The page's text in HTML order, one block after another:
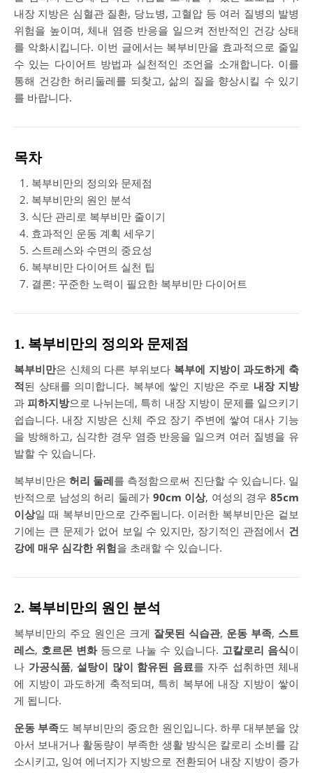
내장 지방은 심혈관 질환, 당뇨병, 고혈압 등 여러 질병의 발병
위험을 높이며, 체내 염증 반응을 일으켜 전반적인 건강 상태
를 악화시킵니다. 이번 글에서는 복부비만을 효과적으로 줄일
수 있는 다이어트 방법과 실천적인 조언을 소개합니다. 이를
통해 건강한 허리둘레를 되찾고, 삶의 질을 향상시킬 수 있기
를 바랍니다.
목차
복부비만의 정의와 문제점
복부비만의 원인 분석
식단 관리로 복부비만 줄이기
효과적인 운동 계획 세우기
스트레스와 수면의 중요성
복부비만 다이어트 실천 팁
결론: 꾸준한 노력이 필요한 복부비만 다이어트
1. 복부비만의 정의와 문제점
복부비만은 신체의 다른 부위보다 복부에 지방이 과도하게 축
적된 상태를 의미합니다. 복부에 쌓인 지방은 주로 내장 지방
과피하지방으로 나뉘는데, 특히 내장 지방이 문제를 일으키기
쉽습니다. 내장 지방은 신체 주요 장기 주변에 쌓여 대사 기능
을 방해하고, 심각한 경우 염증 반응을 일으켜 여러 질병을 유
발할 수 있습니다.
복부비만은허리 둘레를 측정함으로써 진단할 수 있습니다. 일
반적으로 남성의 허리 둘레가 90cm 이상, 여성의 경우 85cm
이상일 때 복부비만으로 간주됩니다. 이러한 복부비만은 겉보
기에는 큰 문제가 없어 보일 수 있지만, 장기적인 관점에서 건
강에 매우 심각한 위험을 초래할 수 있습니다.
2. 복부비만의 원인 분석
복부비만의 주요 원인은 크게 잘못된 식습관, 운동 부족, 스트
레스, 호르몬 변화등으로 나눌 수 있습니다. 고칼로리 음식이
나 가공식품, 설탕이 많이 함유된 음료를 자주 섭취하면 체내
에 지방이 과도하게 축적되며, 특히 복부에 내장 지방이 쌓이
게 됩니다.
운동 부족도 복부비만의 중요한 원인입니다. 하루 대부분을 앉
아서 보내거나 활동량이 부족한 생활 방식은 칼로리 소비를 감
소시키고, 잉여 에너지가 지방으로 전환되어 내장 지방이 증가